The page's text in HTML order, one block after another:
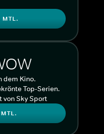
MTL.
dem Kino.
Top-Serien.
Sky Sport